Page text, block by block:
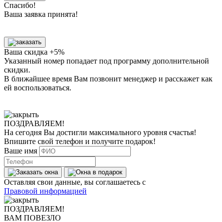
Спасибо!
Ваша заявка принята!
Ваша скидка +5%
Указанный номер попадает под программу дополнительной
скидки.
В ближайшее время Вам позвонит менеджер и расскажет как
ей воспользоваться.
ПОЗДРАВЛЯЕМ!
На сегодня Вы достигли максимального уровня счастья!
Впишите свой телефон и получите подарок!
Ваше имя
Оставляя свои данные, вы соглашаетесь с
Правовой информацией
ПОЗДРАВЛЯЕМ!
ВАМ ПОВЕЗЛО